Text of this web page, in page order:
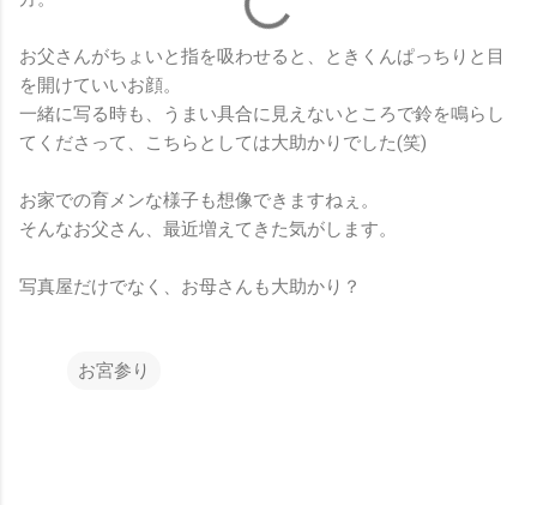
お父さんがちょいと指を吸わせると、ときくんぱっちりと目
を開けていいお顔。
一緒に写る時も、うまい具合に見えないところで鈴を鳴らし
てくださって、こちらとしては大助かりでした(笑)
お家での育メンな様子も想像できますねぇ。
そんなお父さん、最近増えてきた気がします。
写真屋だけでなく、お母さんも大助かり？
お宮参り